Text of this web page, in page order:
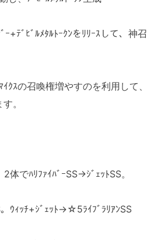
ｰ+ﾃﾞﾋﾞﾙﾒﾀﾙﾄｰｸﾝをﾘﾘｰｽして、神召
ｸｽの召喚権増やすのを利用して、
。
体でﾊﾘﾌｧｲﾊﾞｰSS→ｼﾞｪｯﾄSS。
ｳｨｯﾁ+ｼﾞｪｯﾄ→☆5ﾗｲﾌﾞﾗﾘｱﾝSS